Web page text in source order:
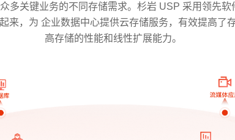
多关键业务的不同存储需求。杉岩 USP 采用领先软
来，为 企业数据中心提供云存储服务，有效提高了
高存储的性能和线性扩展能力。